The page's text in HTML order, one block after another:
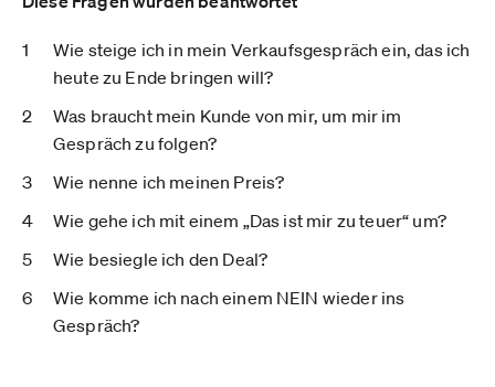
Wie steige ich in mein Verkaufsgespräch ein, das ich
heute zu Ende bringen will?
Was braucht mein Kunde von mir, um mir im
Gespräch zu folgen?
Wie nenne ich meinen Preis?
Wie gehe ich mit einem „Das ist mir zu teuer“ um?
Wie besiegle ich den Deal?
Wie komme ich nach einem NEIN wieder ins
Gespräch?